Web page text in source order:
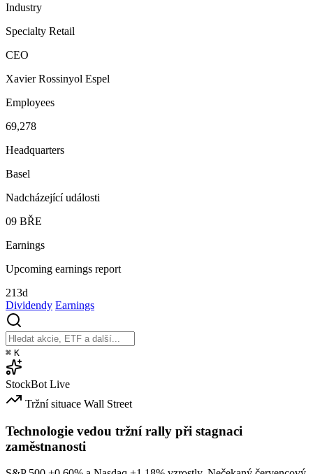
Industry
Specialty Retail
CEO
Xavier Rossinyol Espel
Employees
69,278
Headquarters
Basel
Nadcházející události
09 BŘE
Earnings
Upcoming earnings report
213d
Dividendy Earnings
⌘ K
StockBot Live
Tržní situace Wall Street
Technologie vedou tržní rally při stagnaci
zaměstnanosti